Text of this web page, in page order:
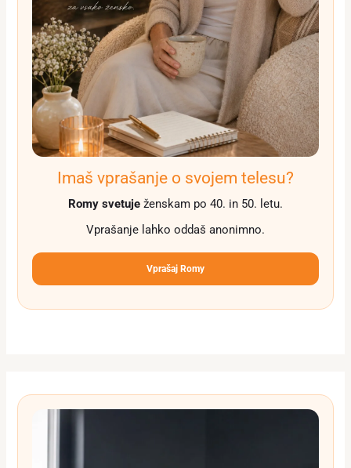
Imaš vprašanje o svojem telesu?
Romy svetuje ženskam po 40. in 50. letu.
Vprašanje lahko oddaš anonimno.
Vprašaj Romy